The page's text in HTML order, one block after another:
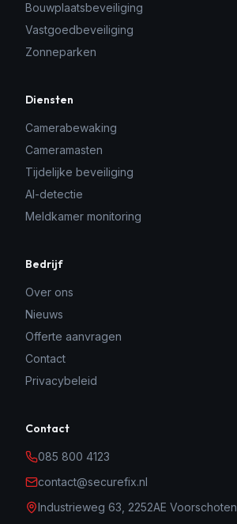
Bouwplaatsbeveiliging
Vastgoedbeveiliging
Zonneparken
Diensten
Camerabewaking
Cameramasten
Tijdelijke beveiliging
AI-detectie
Meldkamer monitoring
Bedrijf
Over ons
Nieuws
Offerte aanvragen
Contact
Privacybeleid
Contact
085 800 4123
contact@securefix.nl
Industrieweg 63, 2252AE Voorschoten